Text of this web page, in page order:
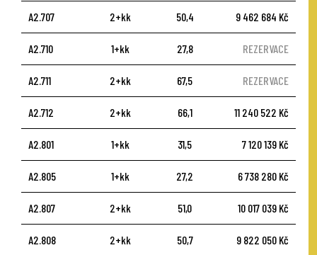
A2.707 2+kk 50,4 9 462 684 Kč
A2.710 1+kk 27,8 REZERVACE
A2.711 2+kk 67,5 REZERVACE
A2.712 2+kk 66,1 11 240 522 Kč
A2.801 1+kk 31,5 7 120 139 Kč
A2.805 1+kk 27,2 6 738 280 Kč
A2.807 2+kk 51,0 10 017 039 Kč
A2.808 2+kk 50,7 9 822 050 Kč